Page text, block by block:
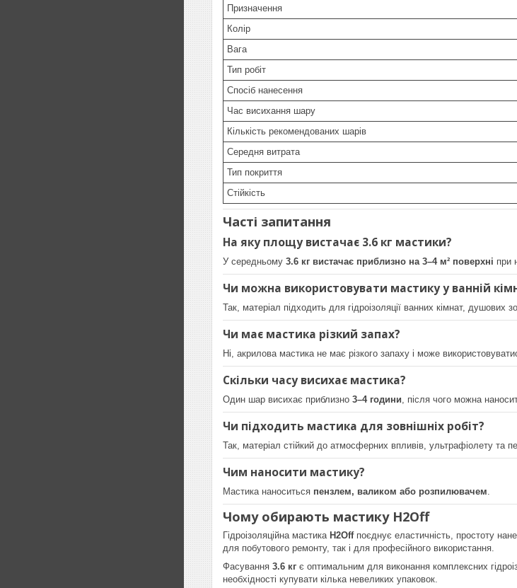
Призначення
Колір
Вага
Тип робіт
Спосіб нанесення
Час висихання шару
Кількість рекомендованих шарів
Середня витрата
Тип покриття
Стійкість
Часті запитання
На яку площу вистачає 3.6 кг мастики?
У середньому 3.6 кг вистачає приблизно на 3–4 м² поверхні при
Чи можна використовувати мастику у ванній
Так, матеріал підходить для гідроізоляції ванних кімнат,
Чи має мастика різкий запах?
Ні, акрилова мастика не має різкого запаху і може
Скільки часу висихає мастика?
Один шар висихає приблизно 3–4 години , після чого можна
Чи підходить мастика для зовнішніх робіт?
Так, матеріал стійкий до атмосферних впливів, ультрафіолету та
Чим наносити мастику?
Мастика наноситься пензлем, валиком або розпилювачем
Чому обирають мастику H2Off
Гідроізоляційна мастика H2Offпоєднує еластичність, простоту
для побутового ремонту, так і для професійного використання.
Фасування 3.6 кг є оптимальним для виконання комплексних
необхідності купувати кілька невеликих упаковок.